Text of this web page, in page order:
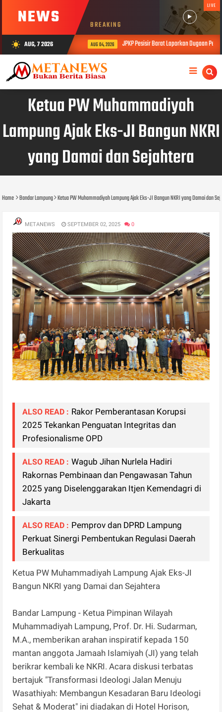
NEWS BREAKING
LIVE
wb_sunny AUG, 7 2026 AUG 04, 2026 JPKP Pesisir Barat Laporkan Dugaan
Ketua PW Muhammadiyah
Lampung Ajak Eks-JI Bangun NKRI
yang Damai dan Sejahtera
Home Bandar Lampung Ketua PW Muhammadiyah Lampung Ajak Eks-JI Bangun NKRI yang Damai dan
METANEWS SEPTEMBER 02, 2025 0
ALSO READ : Rakor Pemberantasan Korupsi
2025 Tekankan Penguatan Integritas dan
Profesionalisme OPD
ALSO READ : Wagub Jihan Nurlela Hadiri
Rakornas Pembinaan dan Pengawasan Tahun
2025 yang Diselenggarakan Itjen Kemendagri di
Jakarta
ALSO READ : Pemprov dan DPRD Lampung
Perkuat Sinergi Pembentukan Regulasi Daerah
Berkualitas
Ketua PW Muhammadiyah Lampung Ajak Eks-JI
Bangun NKRI yang Damai dan Sejahtera
Bandar Lampung - Ketua Pimpinan Wilayah
Muhammadiyah Lampung, Prof. Dr. Hi. Sudarman,
M.A., memberikan arahan inspiratif kepada 150
mantan anggota Jamaah Islamiyah (JI) yang telah
berikrar kembali ke NKRI. Acara diskusi terbatas
bertajuk "Transformasi Ideologi Jalan Menuju
Wasathiyah: Membangun Kesadaran Baru Ideologi
Sehat & Moderat" ini diadakan di Hotel Horison,